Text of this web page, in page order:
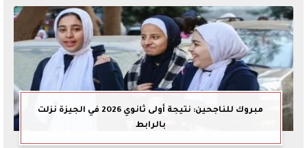
مبروك للناجحين: نتيجة أولى ثانوي 2026 في الجيزة نزلت
بالرابط